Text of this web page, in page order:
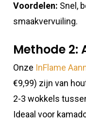
Voordelen: Snel,
smaakvervuiling.
Methode 2:
Onze InFlame
€9,99) zijn van
2-3 wokkels
Ideaal voor